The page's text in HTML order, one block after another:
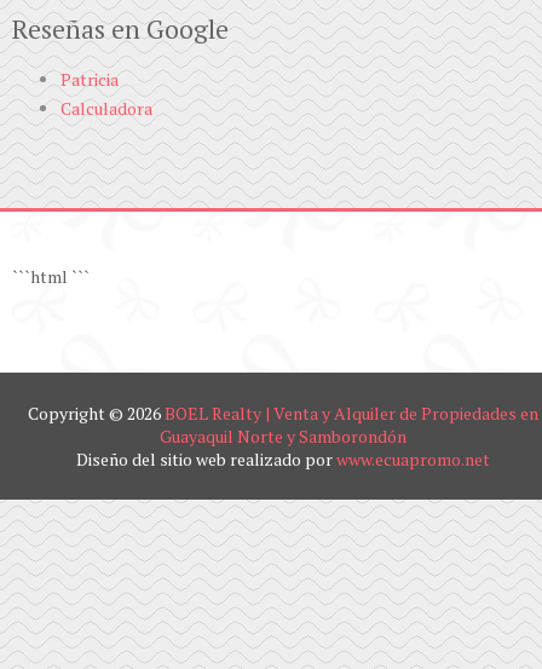
Reseñas en Google
Patricia
Calculadora
```html ```
Copyright © 2026BOEL Realty | Venta y Alquiler de Propiedades en
Guayaquil Norte y Samborondón
Diseño del sitio web realizado porwww.ecuapromo.net